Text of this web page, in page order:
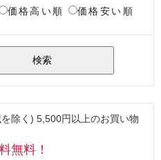
価格高い順 価格安い順
検索
除く) 5,500円以上のお買い物
無料！